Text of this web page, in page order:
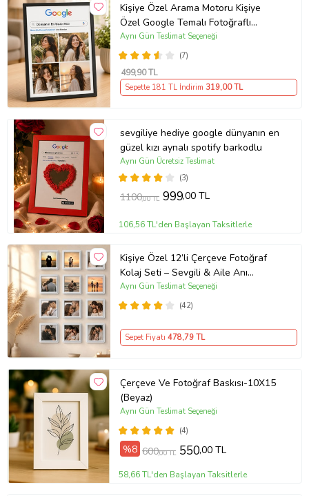
Kişiye Özel Arama Motoru Kişiye
Özel Google Temalı Fotoğraflı
Çerçeve – Dünyanın En Güzel Kızı
Tasarımlı Dekoratif Hediye Masaüstü
Çerçeve
(7)
Aynı Gün Teslimat Seçeneği
499,90 TL
Sepette 181 TL İndirim 319,00 TL
sevgiliye hediye google dünyanın en
güzel kızı aynalı spotify barkodlu
(3)
Aynı Gün Ücretsiz Teslimat
1100,00 TL 999,00 TL
106,56 TL'den Başlayan Taksitlerle
Kişiye Özel 12’li Çerçeve Fotoğraf
Kolaj Seti – Sevgili & Aile Anı
Çerçevesi 12 Adet 8,5x8.5 Sök Tak
Fotoğraflı Çerçeve Beyaz
(42)
Aynı Gün Teslimat Seçeneği
Sepet Fiyatı 478,79 TL
Çerçeve Ve Fotoğraf Baskısı-10X15
(Beyaz)
(4)
Aynı Gün Teslimat Seçeneği
%8 600,00 TL 550,00 TL
58,66 TL'den Başlayan Taksitlerle